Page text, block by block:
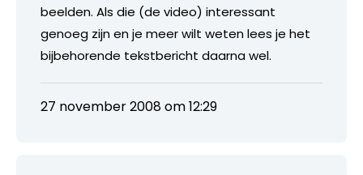
beelden. Als die (de video) interessant
genoeg zijn en je meer wilt weten lees je het
bijbehorende tekstbericht daarna wel.
27 november 2008 om 12:29